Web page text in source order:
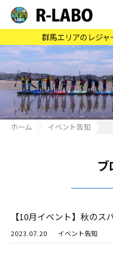
群馬エリアのレジ
ホーム
イベント告知
ブ
【10月イベント】秋のス
2023.07.20 イベント告知